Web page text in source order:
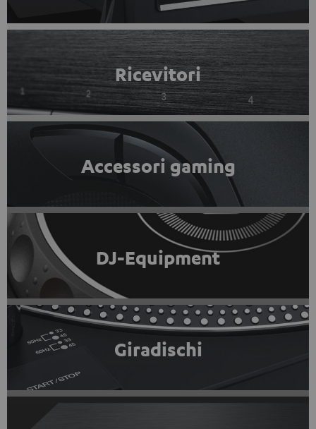
Ricevitori
Accessori gaming
DJ-Equipment
Giradischi